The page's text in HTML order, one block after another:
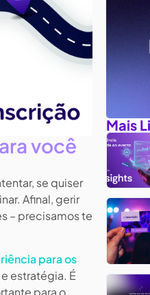
você
se quiser
Afinal, gerir
– precisamos te
para os
estratégia. É
para o
Mais